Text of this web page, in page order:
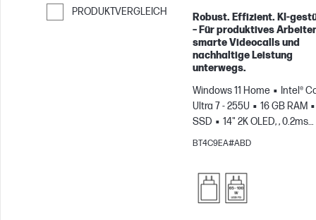
PRODUKTVERGLEICH
Weiter zum Vergleichen
Robust. Effizient. KI-
– Für produktives
smarte Videocalls und
nachhaltige Leistung
unterwegs.
Windows 11 Home
Intel®
Ultra 7 - 255U
16 GB RAM
SSD
14" 2K OLED, , 0.2ms
Reaktionszeit
BT4C9EA#ABD